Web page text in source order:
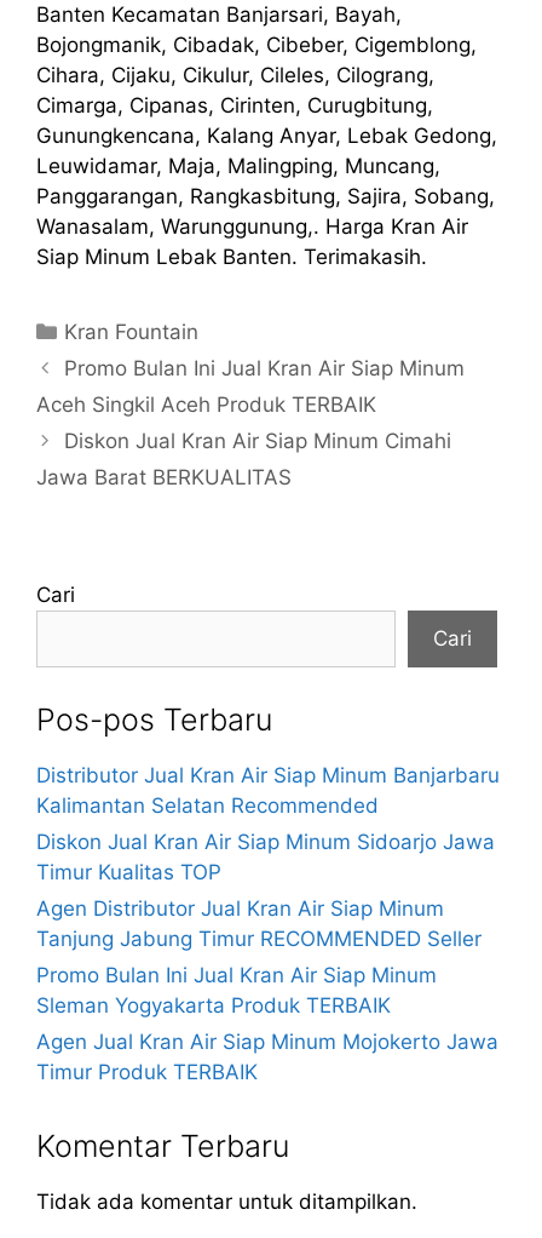
Banten Kecamatan Banjarsari, Bayah,
Bojongmanik, Cibadak, Cibeber, Cigemblong,
Cihara, Cijaku, Cikulur, Cileles, Cilograng,
Cimarga, Cipanas, Cirinten, Curugbitung,
Gunungkencana, Kalang Anyar, Lebak Gedong,
Leuwidamar, Maja, Malingping, Muncang,
Panggarangan, Rangkasbitung, Sajira, Sobang,
Wanasalam, Warunggunung,. Harga Kran Air
Siap Minum Lebak Banten. Terimakasih.
Kategori
Kran Fountain
Promo Bulan Ini Jual Kran Air Siap Minum
Aceh Singkil Aceh Produk TERBAIK
Diskon Jual Kran Air Siap Minum Cimahi
Jawa Barat BERKUALITAS
Cari
Cari
Pos-pos Terbaru
Distributor Jual Kran Air Siap Minum Banjarbaru
Kalimantan Selatan Recommended
Diskon Jual Kran Air Siap Minum Sidoarjo Jawa
Timur Kualitas TOP
Agen Distributor Jual Kran Air Siap Minum
Tanjung Jabung Timur RECOMMENDED Seller
Promo Bulan Ini Jual Kran Air Siap Minum
Sleman Yogyakarta Produk TERBAIK
Agen Jual Kran Air Siap Minum Mojokerto Jawa
Timur Produk TERBAIK
Komentar Terbaru
Tidak ada komentar untuk ditampilkan.